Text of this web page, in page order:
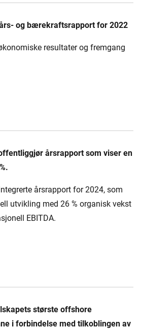
og bærekraftsrapport for 2022
resultater og fremgang
årsrapport som viser en
årsrapport for 2024, som
utvikling med 26 % organisk vekst
EBITDA.
største offshore
i forbindelse med tilkoblingen av